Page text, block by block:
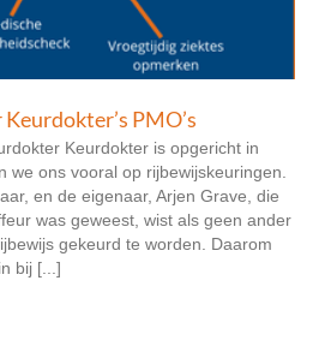
PMO’s
Keurdokter is opgericht in
we ons vooral op rijbewijskeuringen.
en de eigenaar, Arjen Grave, die
was geweest, wist als geen ander
gekeurd te worden. Daarom
bij [...]